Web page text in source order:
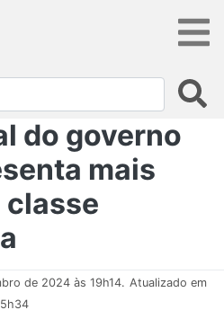
do governo
mais
classe
de 2024 às 19h14. Atualizado em